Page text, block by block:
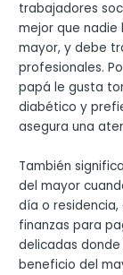
trabajadores
mejor que nadie
mayor, y debe
profesionales.
papá le gusta
diabético y
asegura una
También significa
del mayor
día o
finanzas para
delicadas
beneficio del